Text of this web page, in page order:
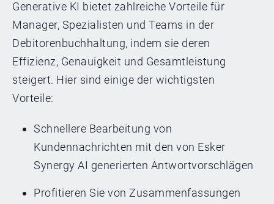
Generative KI bietet zahlreiche Vorteile für
Manager, Spezialisten und Teams in der
Debitorenbuchhaltung, indem sie deren
Effizienz, Genauigkeit und Gesamtleistung
steigert. Hier sind einige der wichtigsten
Vorteile:
Schnellere Bearbeitung von
Kundennachrichten mit den von Esker
Synergy AI generierten Antwortvorschlägen
Profitieren Sie von Zusammenfassungen